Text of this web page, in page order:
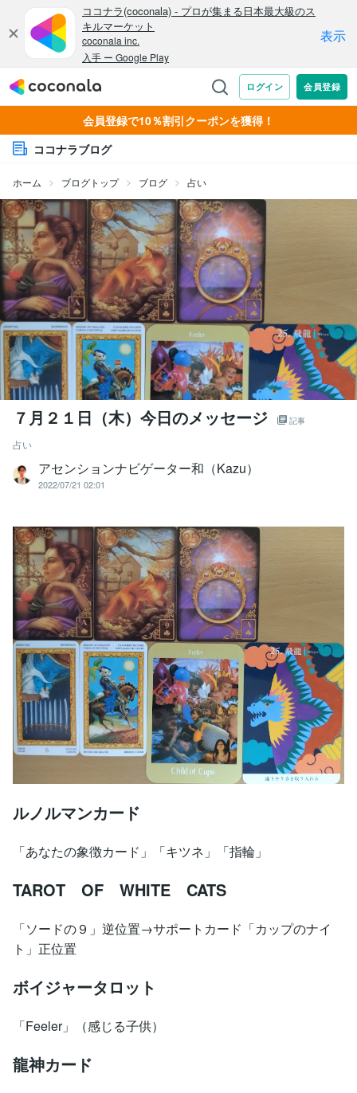
会員登録で10％割引クーポンを獲得！
ココナラブログ
ホーム ブログトップ ブログ 占い
７月２１日（木）今日のメッセージ 記事
占い
アセンションナビゲーター和（Kazu）
2022/07/21 02:01
ルノルマンカード
「あなたの象徴カード」「キツネ」「指輪」
TAROT OF WHITE CATS
「ソードの９」逆位置→サポートカード「カップのナイ
ト」正位置
ボイジャータロット
「Feeler」（感じる子供）
龍神カード